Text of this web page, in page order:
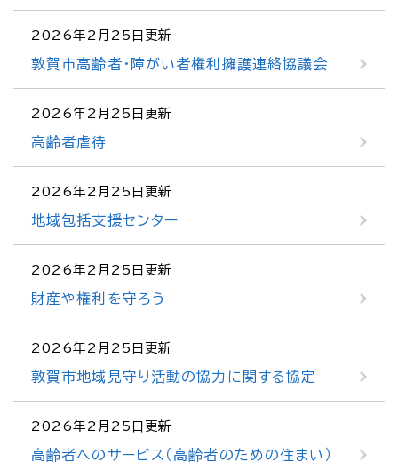
2026年2月25日更新
敦賀市高齢者・障がい者権利擁護連絡協議会
2026年2月25日更新
高齢者虐待
2026年2月25日更新
地域包括支援センター
2026年2月25日更新
財産や権利を守ろう
2026年2月25日更新
敦賀市地域見守り活動の協力に関する協定
2026年2月25日更新
高齢者へのサービス（高齢者のための住まい）